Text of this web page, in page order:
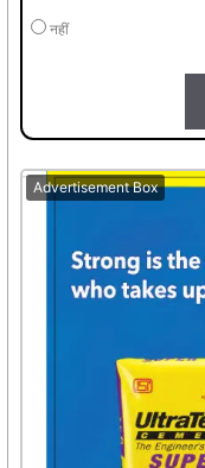
नहीं
Advertisement Box